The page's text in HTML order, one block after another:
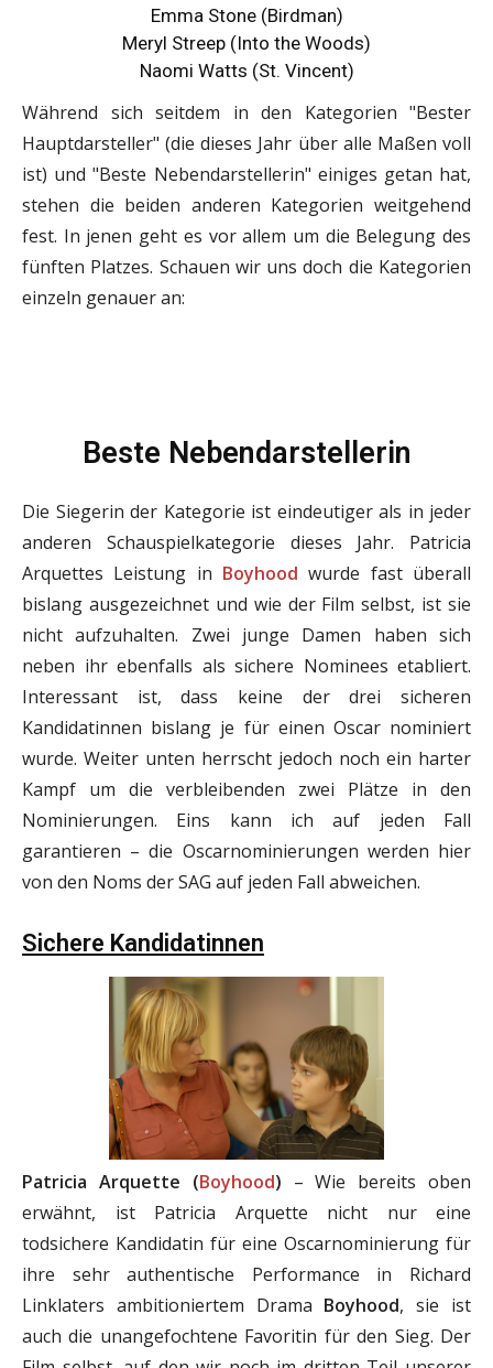
Emma Stone (Birdman)
Meryl Streep (Into the Woods)
Naomi Watts (St. Vincent)
Während sich seitdem in den Kategorien "Bester
Hauptdarsteller" (die dieses Jahr über alle Maßen voll
ist) und "Beste Nebendarstellerin" einiges getan hat,
stehen die beiden anderen Kategorien weitgehend
fest. In jenen geht es vor allem um die Belegung des
fünften Platzes. Schauen wir uns doch die Kategorien
einzeln genauer an:
Beste Nebendarstellerin
Die Siegerin der Kategorie ist eindeutiger als in jeder
anderen Schauspielkategorie dieses Jahr. Patricia
Arquettes Leistung in Boyhood wurde fast überall
bislang ausgezeichnet und wie der Film selbst, ist sie
nicht aufzuhalten. Zwei junge Damen haben sich
neben ihr ebenfalls als sichere Nominees etabliert.
Interessant ist, dass keine der drei sicheren
Kandidatinnen bislang je für einen Oscar nominiert
wurde. Weiter unten herrscht jedoch noch ein harter
Kampf um die verbleibenden zwei Plätze in den
Nominierungen. Eins kann ich auf jeden Fall
garantieren – die Oscarnominierungen werden hier
von den Noms der SAG auf jeden Fall abweichen.
Sichere Kandidatinnen
Patricia Arquette (Boyhood) – Wie bereits oben
erwähnt, ist Patricia Arquette nicht nur eine
todsichere Kandidatin für eine Oscarnominierung für
ihre sehr authentische Performance in Richard
Linklaters ambitioniertem Drama Boyhood, sie ist
auch die unangefochtene Favoritin für den Sieg. Der